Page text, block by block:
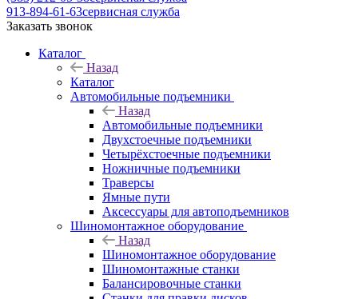
913-894-61-63сервисная служба
Заказать звонок
Каталог
Назад
Каталог
Автомобильные подъемники
Назад
Автомобильные подъемники
Двухстоечные подъемники
Четырёхстоечные подъемники
Ножничные подъемники
Траверсы
Ямные пути
Аксессуары для автоподъемников
Шиномонтажное оборудование
Назад
Шиномонтажное оборудование
Шиномонтажные станки
Балансировочные станки